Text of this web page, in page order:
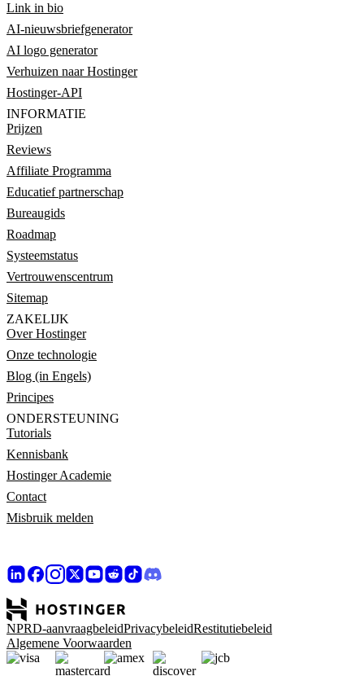
Link in bio
AI-nieuwsbriefgenerator
AI logo generator
Verhuizen naar Hostinger
Hostinger-API
INFORMATIE
Prijzen
Reviews
Affiliate Programma
Educatief partnerschap
Bureaugids
Roadmap
Systeemstatus
Vertrouwenscentrum
Sitemap
ZAKELIJK
Over Hostinger
Onze technologie
Blog (in Engels)
Principes
ONDERSTEUNING
Tutorials
Kennisbank
Hostinger Academie
Contact
Misbruik melden
NPRD-aanvraagbeleidPrivacybeleidRestitutiebeleid
Algemene Voorwaarden